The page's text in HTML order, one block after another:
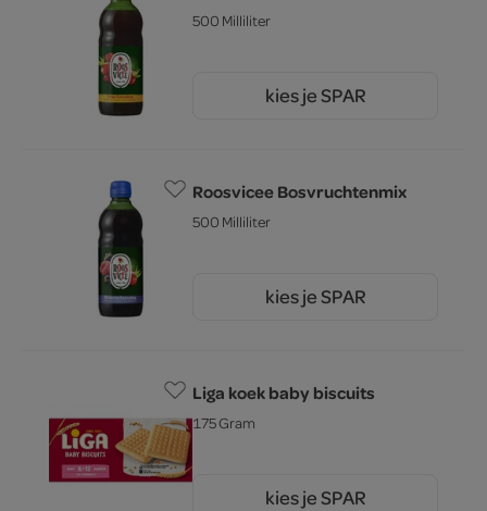
500 Milliliter
kies je SPAR
Roosvicee Bosvruchtenmix
500 Milliliter
kies je SPAR
Liga koek baby biscuits
175 Gram
kies je SPAR